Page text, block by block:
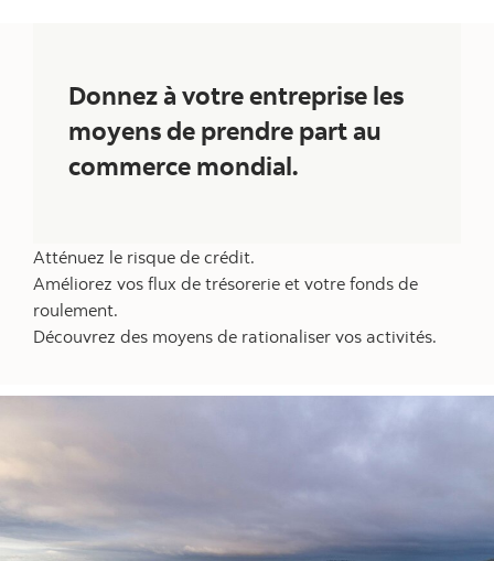
Donnez à votre entreprise les
moyens de prendre part au
commerce mondial.
Atténuez le risque de crédit.
Améliorez vos flux de trésorerie et votre fonds de
roulement.
Découvrez des moyens de rationaliser vos activités.